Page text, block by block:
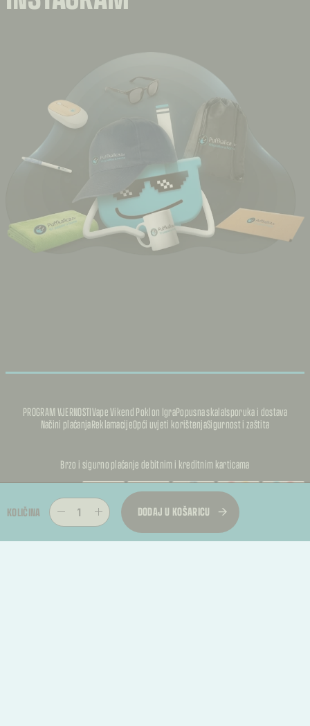
KOLIČINA DODAJ U KOŠARICU
PROGRAM VJERNOSTIVape Vikend Poklon IgraPopusna skalaIsporuka i dostava
Načini plaćanjaReklamacijeOpći uvjeti korištenjaSigurnost i zaštita
Brzo i sigurno plaćanje debitnim i kreditnim karticama
© 2026, PUFFKALICA. SVA PRAVA PRIDRŽANA